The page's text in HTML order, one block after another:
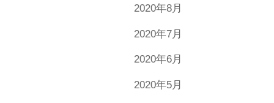
2020年8月
2020年7月
2020年6月
2020年5月